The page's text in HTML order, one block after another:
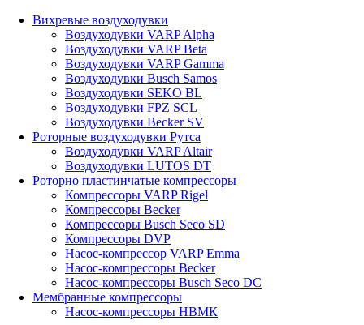
Вихревые воздуходувки
Воздуходувки VARP Alpha
Воздуходувки VARP Beta
Воздуходувки VARP Gamma
Воздуходувки Busch Samos
Воздуходувки SEKO BL
Воздуходувки FPZ SCL
Воздуходувки Becker SV
Роторные воздуходувки Рутса
Воздуходувки VARP Altair
Воздуходувки LUTOS DT
Роторно пластинчатые компрессоры
Компрессоры VARP Rigel
Компрессоры Becker
Компрессоры Busch Seco SD
Компрессоры DVP
Насос-компрессор VARP Emma
Насос-компрессоры Becker
Насос-компрессоры Busch Seco DC
Мембранные компрессоры
Насос-компрессоры НВМК